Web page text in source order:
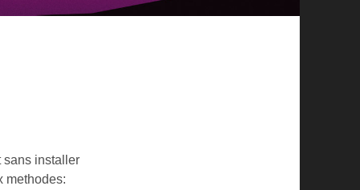
sans installer
methodes: